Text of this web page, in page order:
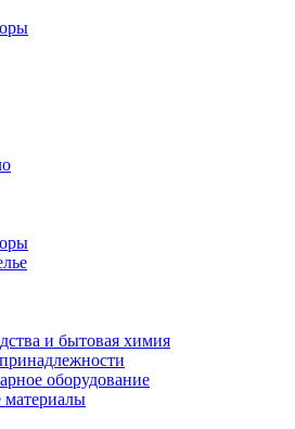
и бытовая химия
оборудование
материалы